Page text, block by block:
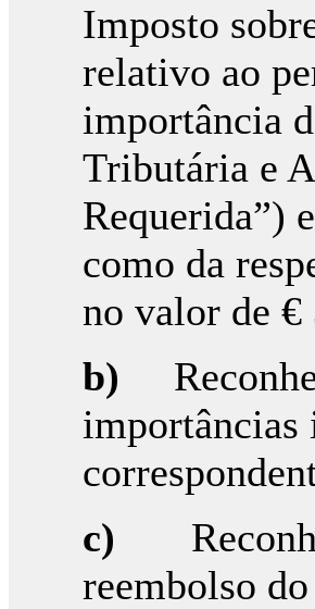
Imposto
relativo ao
importância
Tributária e
Requerida”)
como da
no valor de €
b)
importâncias
c)
reembolso